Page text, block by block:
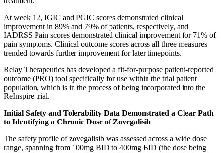
At week 12, IGIC and PGIC scores demonstrated clinical
improvement in 89% and 79% of patients, respectively, and
IADRSS Pain scores demonstrated clinical improvement for 71% of
pain symptoms. Clinical outcome scores across all three measures
trended towards further improvement for later timepoints.
Relay Therapeutics has developed a fit-for-purpose patient-reported
outcome (PRO) tool specifically for use within the trial patient
population, which is in the process of being incorporated into the
ReInspire trial.
Initial Safety and Tolerability Data Demonstrated a Clear Path
to Identifying a Chronic Dose of Zovegalisib
The safety profile of zovegalisib was assessed across a wide dose
range, spanning from 100mg BID to 400mg BID (the dose being